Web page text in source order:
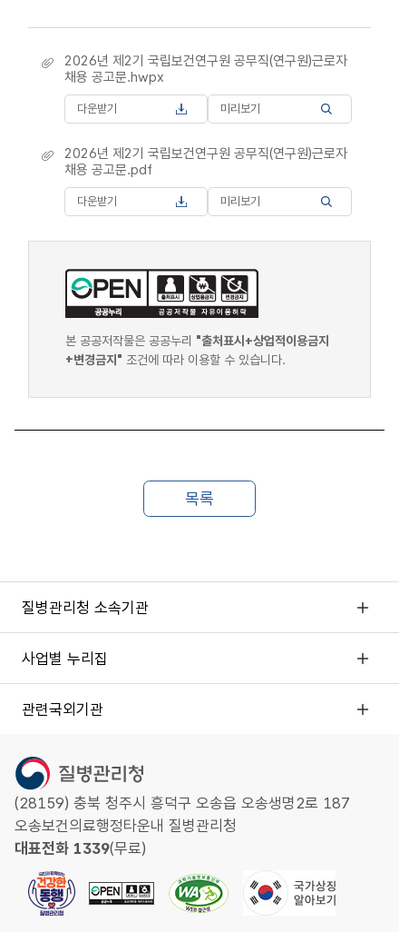
2026년 제2기 국립보건연구원 공무직(연구원)근로자
채용 공고문.hwpx
다운받기 미리보기
2026년 제2기 국립보건연구원 공무직(연구원)근로자
채용 공고문.pdf
다운받기 미리보기
본 공공저작물은 공공누리 "출처표시+상업적이용금지
+변경금지" 조건에 따라 이용할 수 있습니다.
질병관리청 소속기관
사업별 누리집
관련국외기관
(28159) 충북 청주시 흥덕구 오송읍 오송생명2로 187
오송보건의료행정타운내 질병관리청
대표전화 1339(무료)